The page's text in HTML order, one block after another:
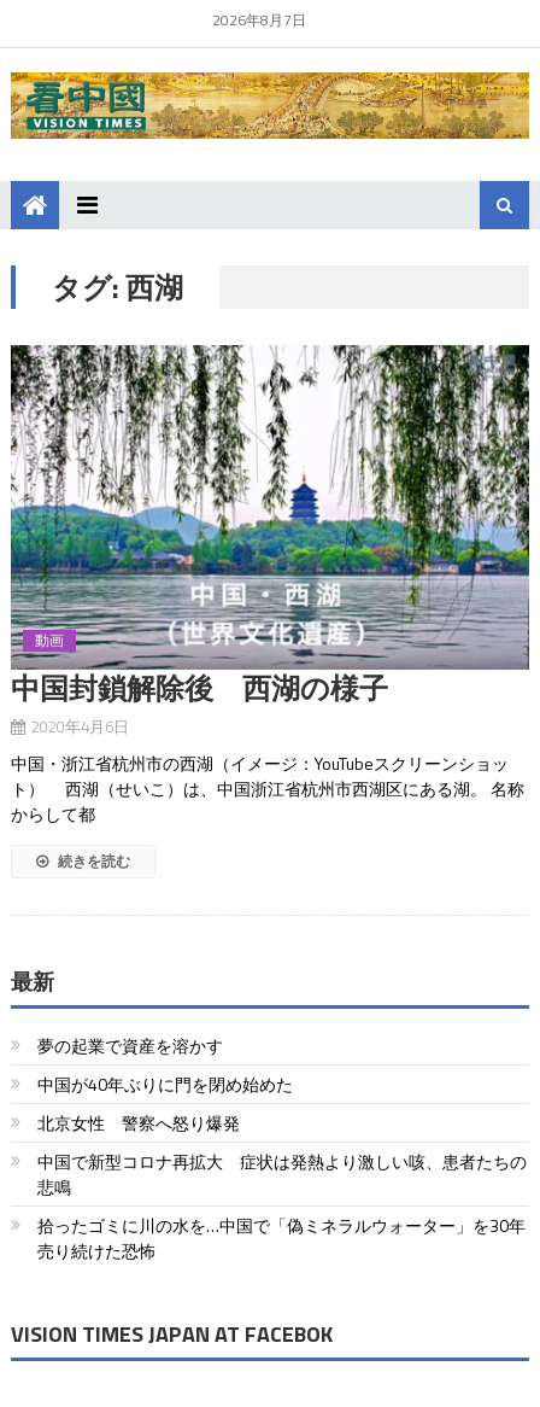
2026年8月7日
タグ:西湖
動画
中国封鎖解除後 西湖の様子
2020年4月6日
中国・浙江省杭州市の西湖（イメージ：YouTubeスクリーンショッ
ト） 西湖（せいこ）は、中国浙江省杭州市西湖区にある湖。 名称
からして都
続きを読む
最新
夢の起業で資産を溶かす
中国が40年ぶりに門を閉め始めた
北京女性 警察へ怒り爆発
中国で新型コロナ再拡大 症状は発熱より激しい咳、患者たちの
悲鳴
拾ったゴミに川の水を…中国で「偽ミネラルウォーター」を30年
売り続けた恐怖
VISION TIMES JAPAN AT FACEBOK